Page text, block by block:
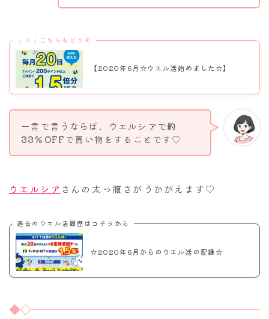
↓⇩↓こちらもどうぞ
【2020年6月☆ウエル活始めました☆】
一言で言うならば、ウエルシアで約
33％OFFで買い物をすることです♡
ウエルシア さんの太っ腹さがうかがえます♡
過去のウエル活履歴はコチラから
☆2020年6月からのウエル活の記録☆